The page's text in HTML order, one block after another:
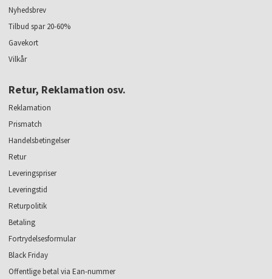
Nyhedsbrev
Tilbud spar 20-60%
Gavekort
Vilkår
Retur, Reklamation osv.
Reklamation
Prismatch
Handelsbetingelser
Retur
Leveringspriser
Leveringstid
Returpolitik
Betaling
Fortrydelsesformular
Black Friday
Offentlige betal via Ean-nummer